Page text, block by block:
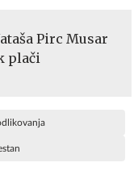
Pirc Musar
plači